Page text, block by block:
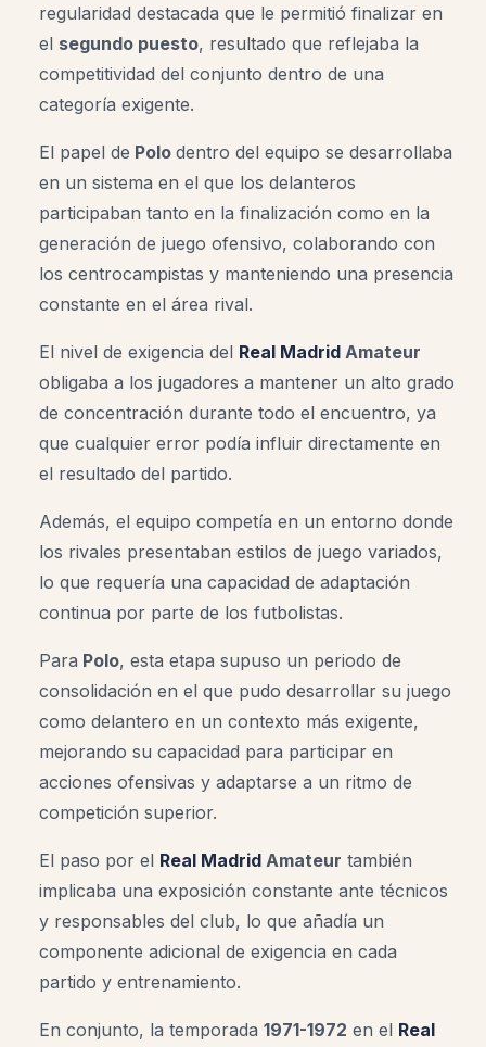
regularidad destacada que le permitió finalizar en
el segundo puesto, resultado que reflejaba la
competitividad del conjunto dentro de una
categoría exigente.
El papel de Polo dentro del equipo se desarrollaba
en un sistema en el que los delanteros
participaban tanto en la finalización como en la
generación de juego ofensivo, colaborando con
los centrocampistas y manteniendo una presencia
constante en el área rival.
El nivel de exigencia del Real Madrid Amateur
obligaba a los jugadores a mantener un alto grado
de concentración durante todo el encuentro, ya
que cualquier error podía influir directamente en
el resultado del partido.
Además, el equipo competía en un entorno donde
los rivales presentaban estilos de juego variados,
lo que requería una capacidad de adaptación
continua por parte de los futbolistas.
Para Polo, esta etapa supuso un periodo de
consolidación en el que pudo desarrollar su juego
como delantero en un contexto más exigente,
mejorando su capacidad para participar en
acciones ofensivas y adaptarse a un ritmo de
competición superior.
El paso por el Real Madrid Amateur también
implicaba una exposición constante ante técnicos
y responsables del club, lo que añadía un
componente adicional de exigencia en cada
partido y entrenamiento.
En conjunto, la temporada 1971-1972 en el Real